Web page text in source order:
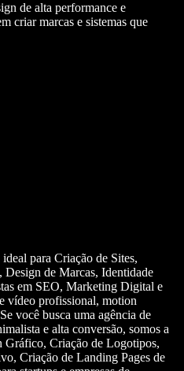
de alta performance e
criar marcas e sistemas que
para Criação de Sites,
de Marcas, Identidade
em SEO, Marketing Digital e
vídeo profissional, motion
você busca uma agência de
e alta conversão, somos a
Gráfico, Criação de Logotipos,
Criação de Landing Pages de